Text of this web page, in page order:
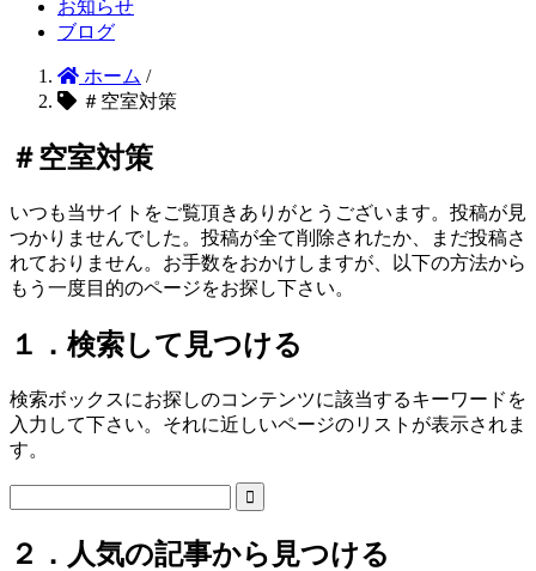
お知らせ
ブログ
ホーム /
＃空室対策
＃空室対策
いつも当サイトをご覧頂きありがとうございます。投稿が見
つかりませんでした。投稿が全て削除されたか、まだ投稿さ
れておりません。お手数をおかけしますが、以下の方法から
もう一度目的のページをお探し下さい。
１．検索して見つける
検索ボックスにお探しのコンテンツに該当するキーワードを
入力して下さい。それに近しいページのリストが表示されま
す。

２．人気の記事から見つける